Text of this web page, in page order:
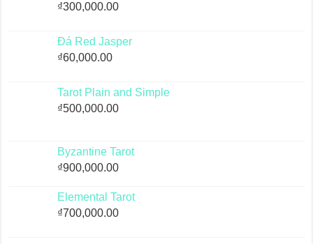
₫300,000.00
Đá Red Jasper
₫60,000.00
Tarot Plain and Simple
₫500,000.00
Byzantine Tarot
₫900,000.00
Elemental Tarot
₫700,000.00